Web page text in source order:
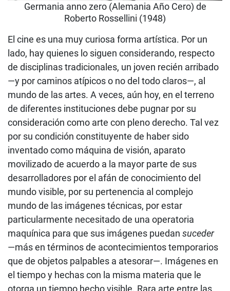
Germania anno zero (Alemania Año Cero) de
Roberto Rossellini (1948)
El cine es una muy curiosa forma artística. Por un
lado, hay quienes lo siguen considerando, respecto
de disciplinas tradicionales, un joven recién arribado
—y por caminos atípicos o no del todo claros—, al
mundo de las artes. A veces, aún hoy, en el terreno
de diferentes instituciones debe pugnar por su
consideración como arte con pleno derecho. Tal vez
por su condición constituyente de haber sido
inventado como máquina de visión, aparato
movilizado de acuerdo a la mayor parte de sus
desarrolladores por el afán de conocimiento del
mundo visible, por su pertenencia al complejo
mundo de las imágenes técnicas, por estar
particularmente necesitado de una operatoria
maquínica para que sus imágenes puedan suceder
—más en términos de acontecimientos temporarios
que de objetos palpables a atesorar—. Imágenes en
el tiempo y hechas con la misma materia que le
otorga un tiempo hecho visible. Rara arte entre las